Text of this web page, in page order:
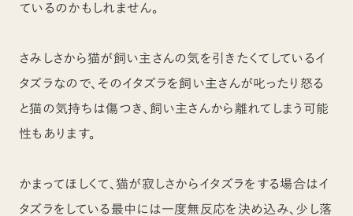
ているのかもしれません。
さみしさから猫が飼い主さんの気を引きたくてしているイ
タズラなので、そのイタズラを飼い主さんが叱ったり怒る
と猫の気持ちは傷つき、飼い主さんから離れてしまう可能
性もあります。
かまってほしくて、猫が寂しさからイタズラをする場合はイ
タズラをしている最中には一度無反応を決め込み、少し落